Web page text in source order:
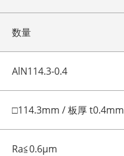
数量
AlN114.3-0.4
□114.3mm / 板厚 t0.4mm
Ra≦0.6μm